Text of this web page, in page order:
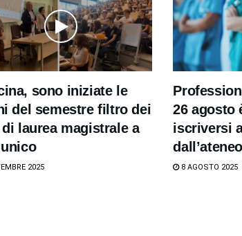
sono iniziate le
del semestre filtro dei
laurea magistrale a
2025
26 agosto
iscriversi
8 AGOSTO 2025